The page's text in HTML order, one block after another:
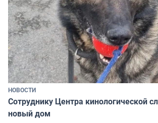
НОВОСТИ
Сотруднику Центра кинологической
новый дом